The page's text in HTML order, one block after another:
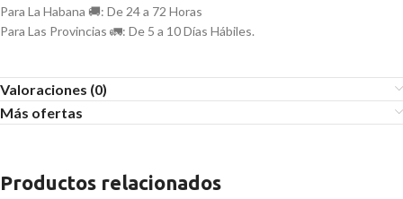
Para La Habana 🚚: De 24 a 72 Horas
Para Las Provincias 🚛: De 5 a 10 Días Hábiles.
Valoraciones (0)
Más ofertas
Productos relacionados